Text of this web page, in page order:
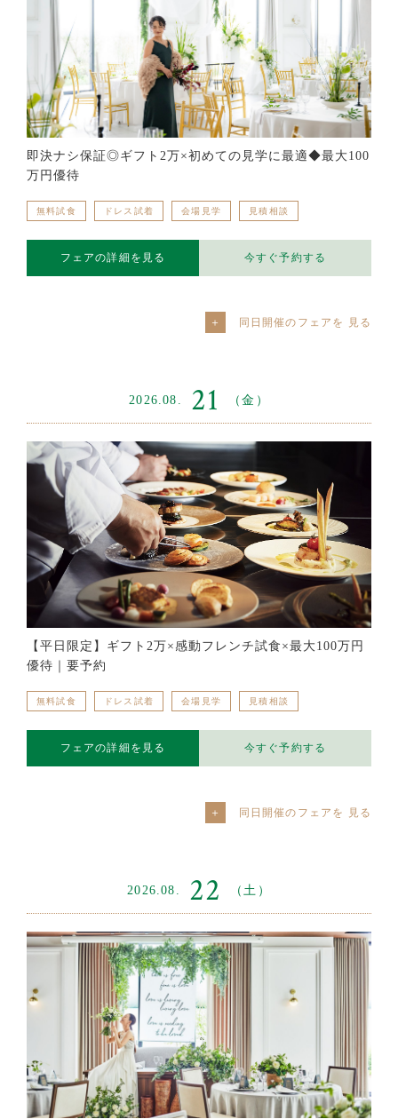
即決ナシ保証◎ギフト2万×初めての見学に最適◆最大100
万円優待
無料試食 ドレス試着 会場見学 見積相談
フェアの詳細を見る 今すぐ予約する
同日開催のフェアを
2026.08. 21 （金）
【平日限定】ギフト2万×感動フレンチ試食×最大100万円
優待｜要予約
無料試食 ドレス試着 会場見学 見積相談
フェアの詳細を見る 今すぐ予約する
同日開催のフェアを
2026.08. 22 （土）